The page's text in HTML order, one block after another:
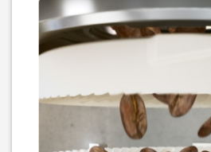
Кавоварка крапельна
Ardesto FCM-D17WG